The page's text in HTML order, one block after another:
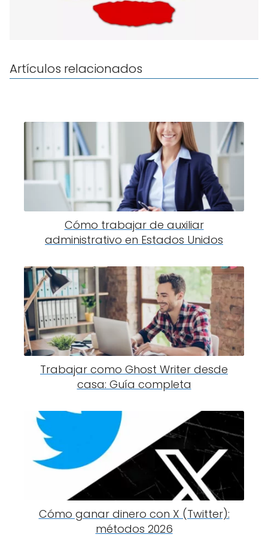
Artículos relacionados
Cómo trabajar de auxiliar
administrativo en Estados Unidos
Trabajar como Ghost Writer desde
casa: Guía completa
Cómo ganar dinero con X (Twitter):
métodos 2026